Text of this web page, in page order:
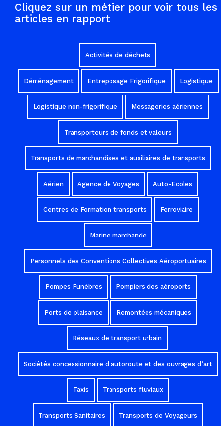
Cliquez sur un métier pour voir tous les
articles en rapport
Activités de déchets
Déménagement Entreposage Frigorifique Logistique
Logistique non-frigorifique Messageries aériennes
Transporteurs de fonds et valeurs
Transports de marchandises et auxiliaires de transports
Aérien Agence de Voyages Auto-Ecoles
Centres de Formation transports Ferroviaire
Marine marchande
Personnels des Conventions Collectives Aéroportuaires
Pompes Funèbres Pompiers des aéroports
Ports de plaisance Remontées mécaniques
Réseaux de transport urbain
Sociétés concessionnaire d’autoroute et des ouvrages d’art
Taxis Transports fluviaux
Transports Sanitaires Transports de Voyageurs